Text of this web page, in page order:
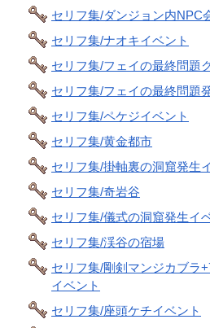
セリフ集/ダンジョン内NPC
セリフ集/ナオキイベント
セリフ集/フェイの最終問題
セリフ集/フェイの最終問題
セリフ集/ペケジイベント
セリフ集/黄金都市
セリフ集/掛軸裏の洞窟発生
セリフ集/奇岩谷
セリフ集/儀式の洞窟発生イ
セリフ集/渓谷の宿場
セリフ集/剛剣マンジカブラ
イベント
セリフ集/座頭ケチイベント